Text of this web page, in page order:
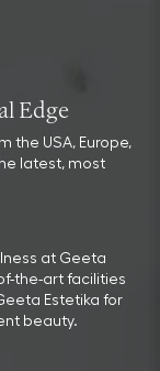
Edge
the USA, Europe,
latest, most
at Geeta
the-art facilities
Estetika for
beauty.